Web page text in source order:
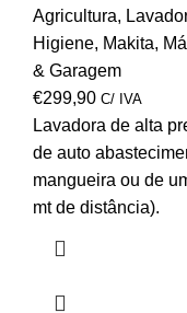
Agricultura,
Higiene, Makita,
& Garagem
€299,90 C/ IVA
Lavadora de alta
de auto
mangueira ou de
mt de distância).